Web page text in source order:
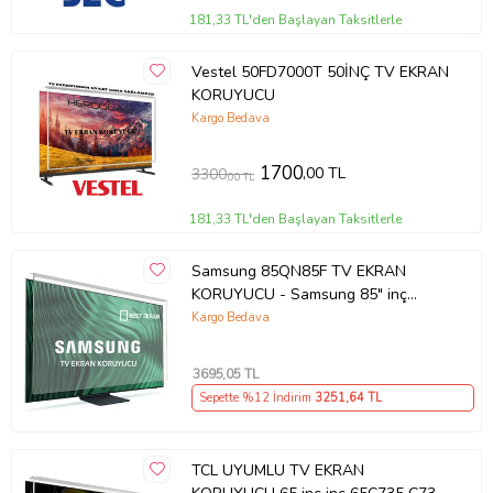
181,33 TL'den Başlayan Taksitlerle
Vestel 50FD7000T 50İNÇ TV EKRAN
KORUYUCU
Kargo Bedava
3300,00 TL 1700,00 TL
181,33 TL'den Başlayan Taksitlerle
Samsung 85QN85F TV EKRAN
KORUYUCU - Samsung 85" inç
214cm 216 Ekran Tv ekran Koruyucu
Kargo Bedava
3695,05 TL
Sepette %12 İndirim 3251,64 TL
TCL UYUMLU TV EKRAN